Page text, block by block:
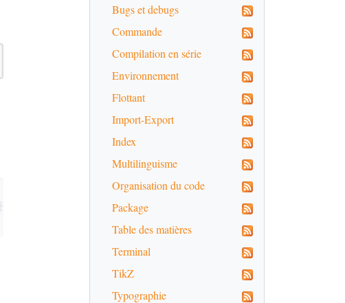
Bugs et debugs
Commande
Compilation en série
Environnement
Flottant
Import-Export
Index
Multilinguisme
Organisation du code
Package
Table des matières
Terminal
TikZ
Typographie